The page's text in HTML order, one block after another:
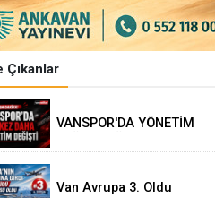
Çıkanlar
VANSPOR'DA YÖNETİM
Van Avrupa 3. Oldu